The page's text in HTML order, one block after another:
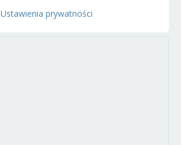
Ustawienia prywatności